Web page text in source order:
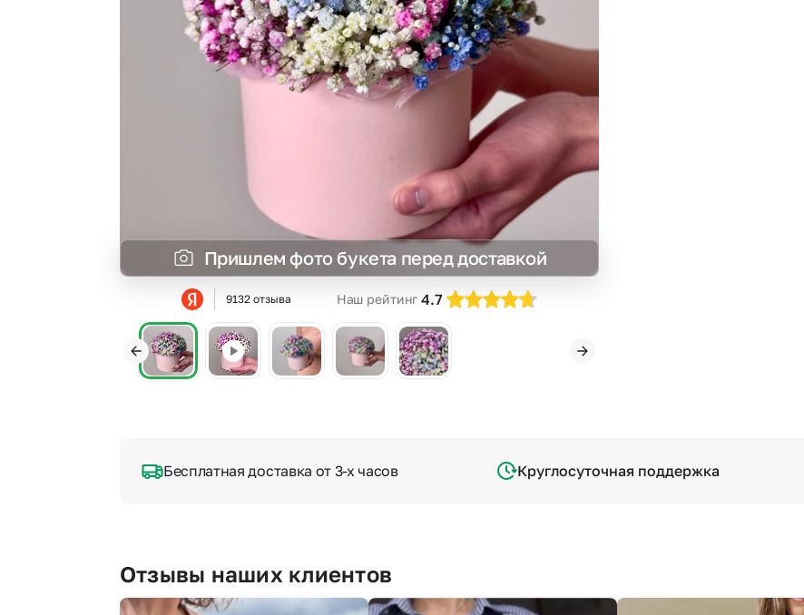
Гипсофила
Гортензии
Суккуленты
Тюльпаны
Фрезия
Эустома
Пришлем фото букета перед доставкой
9132 отзыва Наш рейтинг 4.7
Бесплатная доставка от 3-х часов Круглосуточная поддержка
Отзывы наших клиентов